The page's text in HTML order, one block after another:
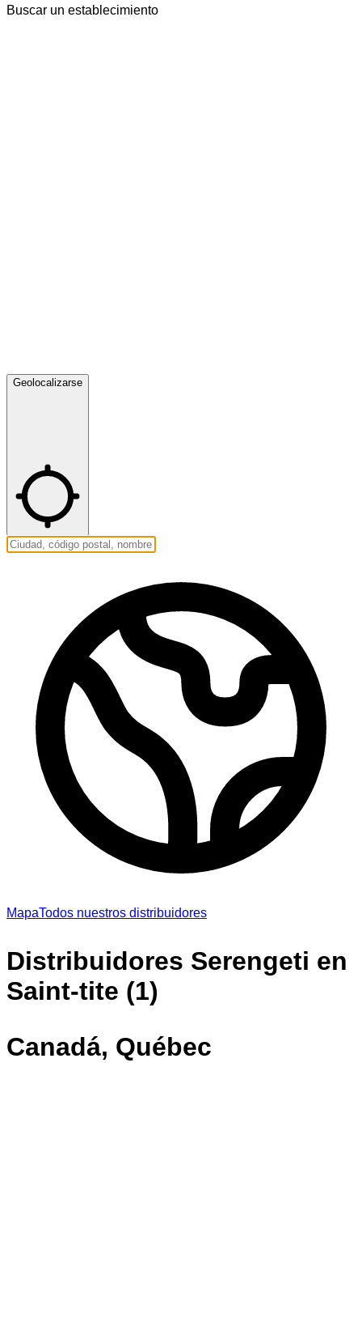
Buscar un establecimiento
Geolocalizarse
MapaTodos nuestros distribuidores
Distribuidores Serengeti en
Saint-tite (1)
Canadá, Québec